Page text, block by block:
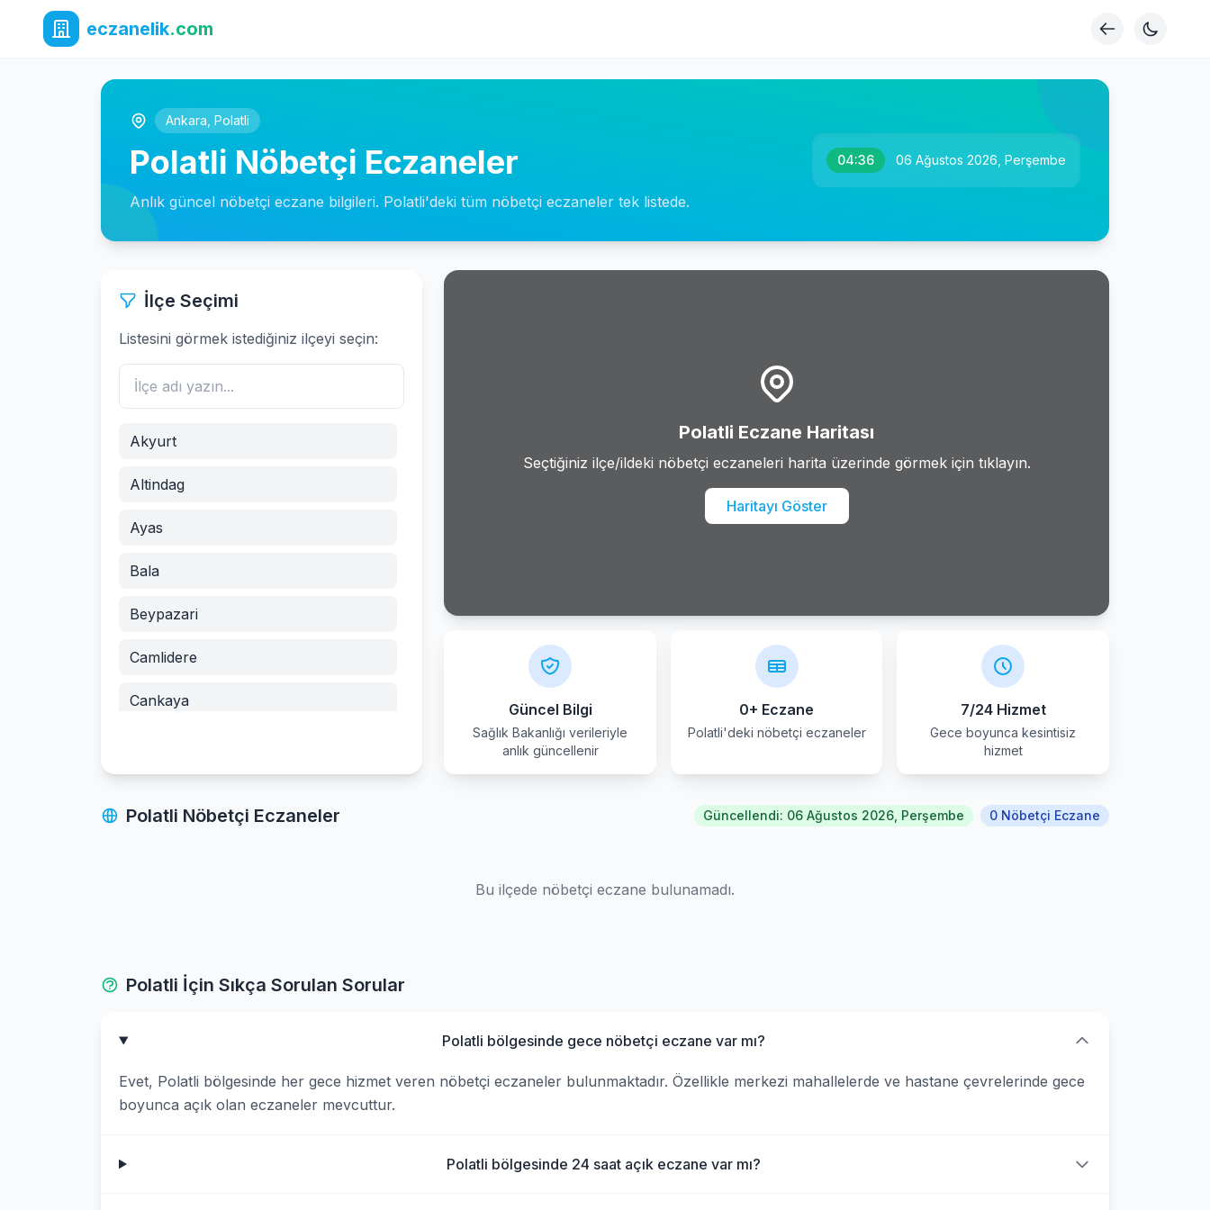
eczanelik.com
Ankara Polatli
Polatli Nöbetçi Eczaneler
Anlık güncel nöbetçi eczane bilgileri. Polatli'deki tüm nöbetçi eczaneler tek listede.
04:36 06 Ağustos 2026, Perşembe
İlçe Seçimi
Listesini görmek istediğiniz ilçeyi seçin:
Akyurt
Altindag
Ayas
Bala
Beypazari
Camlidere
Cankaya
Kazan
Polatli Eczane Haritası
Seçtiğiniz ilçe/ildeki nöbetçi eczaneleri harita üzerinde görmek için tıklayın.
Haritayı Göster
Güncel Bilgi
Sağlık Bakanlığı verileriyle
anlık güncellenir
0+ Eczane
Polatli'deki nöbetçi eczaneler
7/24 Hizmet
Gece boyunca kesintisiz
hizmet
Polatli Nöbetçi Eczaneler Güncellendi: 06 Ağustos 2026, Perşembe 0 Nöbetçi Eczane
Bu ilçede nöbetçi eczane bulunamadı.
Polatli İçin Sıkça Sorulan Sorular
Polatli bölgesinde gece nöbetçi eczane var mı?
Evet, Polatli bölgesinde her gece hizmet veren nöbetçi eczaneler bulunmaktadır. Özellikle merkezi mahallelerde ve hastane çevrelerinde gece
boyunca açık olan eczaneler mevcuttur.
Polatli bölgesinde 24 saat açık eczane var mı?